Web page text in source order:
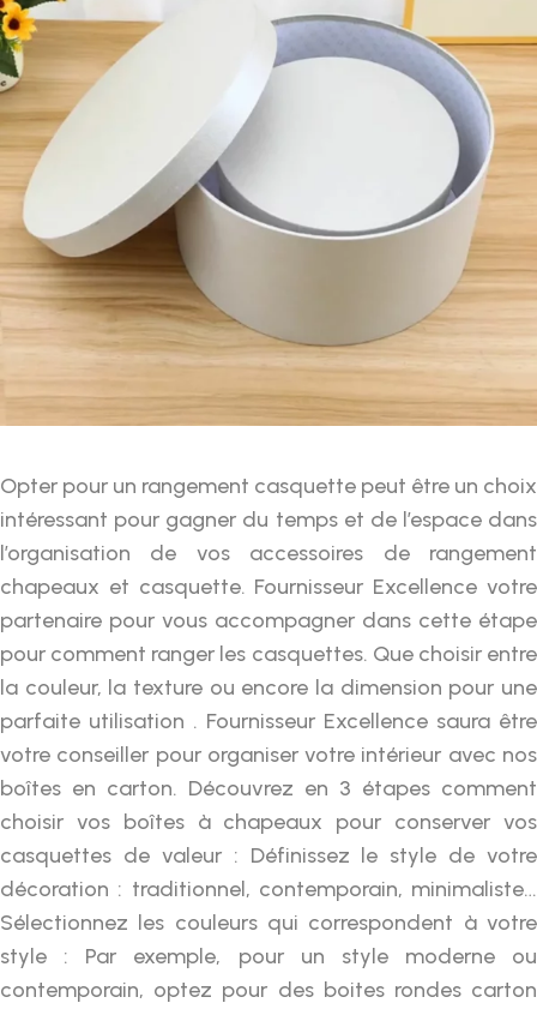
Opter pour un rangement casquette peut être un choix
intéressant pour gagner du temps et de l’espace dans
l’organisation de vos accessoires de rangement
chapeaux et casquette. Fournisseur Excellence votre
partenaire pour vous accompagner dans cette étape
pour comment ranger les casquettes. Que choisir entre
la couleur, la texture ou encore la dimension pour une
parfaite utilisation . Fournisseur Excellence saura être
votre conseiller pour organiser votre intérieur avec nos
boîtes en carton. Découvrez en 3 étapes comment
choisir vos boîtes à chapeaux pour conserver vos
casquettes de valeur : Définissez le style de votre
décoration : traditionnel, contemporain, minimaliste…
Sélectionnez les couleurs qui correspondent à votre
style : Par exemple, pour un style moderne ou
contemporain, optez pour des boites rondes carton